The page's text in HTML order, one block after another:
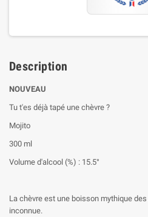
Description
NOUVEAU
Tu t'es déjà tapé une chèvre ?
Mojito
300 ml
Volume d'alcool (%) : 15.5°
La chèvre est une boisson mythique
inconnue.